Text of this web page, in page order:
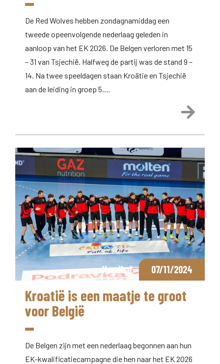
De Red Wolves hebben zondagnamiddag een
tweede opeenvolgende nederlaag geleden in
aanloop van het EK 2026. De Belgen verloren met 15
– 31 van Tsjechië. Halfweg de partij was de stand 9 –
14. Na twee speeldagen staan Kroätie en Tsjechië
aan de leiding in groep 5.…
Lees
Handbal 07/11/2024
Kroatië is een maatje te groot
voor België
De Belgen zijn met een nederlaag begonnen aan hun
EK-kwalificatiecampagne die hen naar het EK 2026